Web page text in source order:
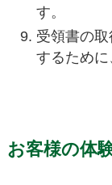
す。
受領書の
するために
お客様の体